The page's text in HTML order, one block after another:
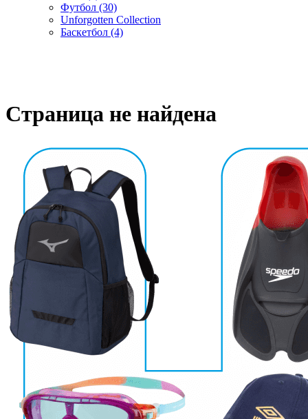
Футбол (30)
Unforgotten Collection
Баскетбол (4)
Cтраница не найдена